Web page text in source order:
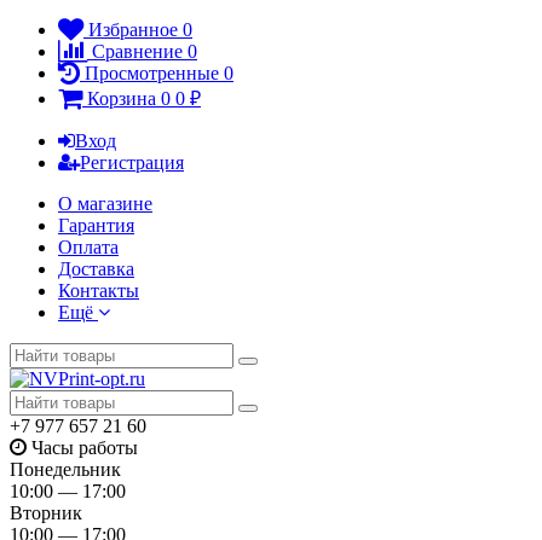
Избранное 0
Сравнение 0
Просмотренные 0
Корзина 0 0 ₽
Вход
Регистрация
О магазине
Гарантия
Оплата
Доставка
Контакты
Ещё
+7 977 657 21 60
Часы работы
Понедельник
10:00 — 17:00
Вторник
10:00 — 17:00